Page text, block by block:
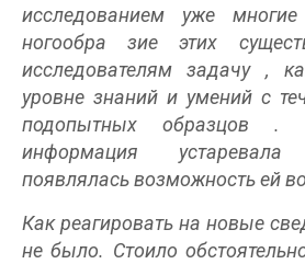
исследованием уже многие
ногообра
зие этих
исследователям
задачу ,
уровне знаний и умений с
подопытных образцов
.
информация
появлялась возможность ей
Как реагировать на новые
не было. Стоило